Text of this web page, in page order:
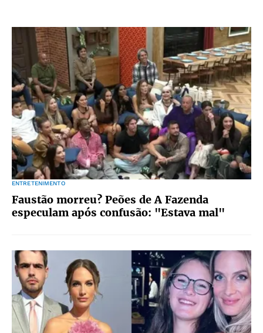
ENTRETENIMENTO
Faustão morreu? Peões de A Fazenda
especulam após confusão: "Estava mal"